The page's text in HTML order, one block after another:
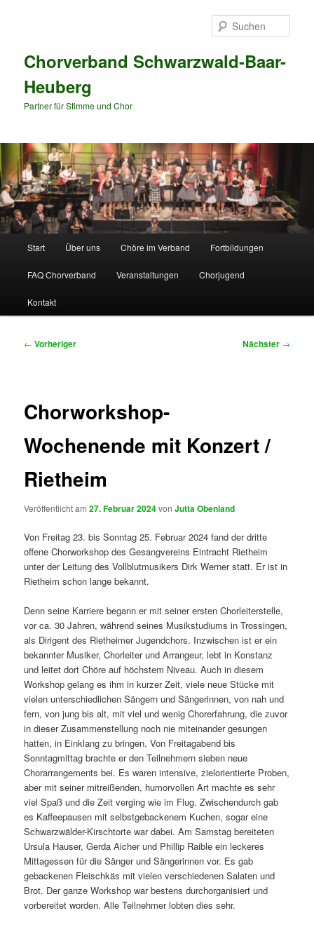
Chorverband Schwarzwald-Baar-
Heuberg
Partner für Stimme und Chor
Start Über uns Chöre im Verband Fortbildungen
FAQ Chorverband Veranstaltungen Chorjugend
Kontakt
Beitragsnavigation
← Vorheriger Nächster →
Chorworkshop-
Wochenende mit Konzert /
Rietheim
Veröffentlicht am27. Februar 2024vonJutta Obenland
Von Freitag 23. bis Sonntag 25. Februar 2024 fand der dritte
offene Chorworkshop des Gesangvereins Eintracht Rietheim
unter der Leitung des Vollblutmusikers Dirk Werner statt. Er ist in
Rietheim schon lange bekannt.
Denn seine Karriere begann er mit seiner ersten Chorleiterstelle,
vor ca. 30 Jahren, während seines Musikstudiums in Trossingen,
als Dirigent des Rietheimer Jugendchors. Inzwischen ist er ein
bekannter Musiker, Chorleiter und Arrangeur, lebt in Konstanz
und leitet dort Chöre auf höchstem Niveau. Auch in diesem
Workshop gelang es ihm in kurzer Zeit, viele neue Stücke mit
vielen unterschiedlichen Sängern und Sängerinnen, von nah und
fern, von jung bis alt, mit viel und wenig Chorerfahrung, die zuvor
in dieser Zusammenstellung noch nie miteinander gesungen
hatten, in Einklang zu bringen. Von Freitagabend bis
Sonntagmittag brachte er den Teilnehmern sieben neue
Chorarrangements bei. Es waren intensive, zielorientierte Proben,
aber mit seiner mitreißenden, humorvollen Art machte es sehr
viel Spaß und die Zeit verging wie im Flug. Zwischendurch gab
es Kaffeepausen mit selbstgebackenem Kuchen, sogar eine
Schwarzwälder-Kirschtorte war dabei. Am Samstag bereiteten
Ursula Hauser, Gerda Aicher und Phillip Raible ein leckeres
Mittagessen für die Sänger und Sängerinnen vor. Es gab
gebackenen Fleischkäs mit vielen verschiedenen Salaten und
Brot. Der ganze Workshop war bestens durchorganisiert und
vorbereitet worden. Alle Teilnehmer lobten dies sehr.